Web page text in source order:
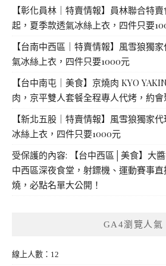
【彰化員林｜特賣情報】員林聯合特
起，夏季款透氣冰絲上衣，四件只要
【台南中西區｜特賣情報】風雪狼獨
氣冰絲上衣，四件只要1000元
【台中南屯｜美食】京燒肉 KYO
肉，京平雙人套餐全程專人代烤，約
【新北五股｜特賣情報】風雪狼獨家
冰絲上衣，四件只要1000元
受保護的內容: 【台中西區│美食】大
中西區深夜食堂，射鏢機、運動賽事
燒，必點名單大公開！
GA4瀏覽人氣
線上人數：12